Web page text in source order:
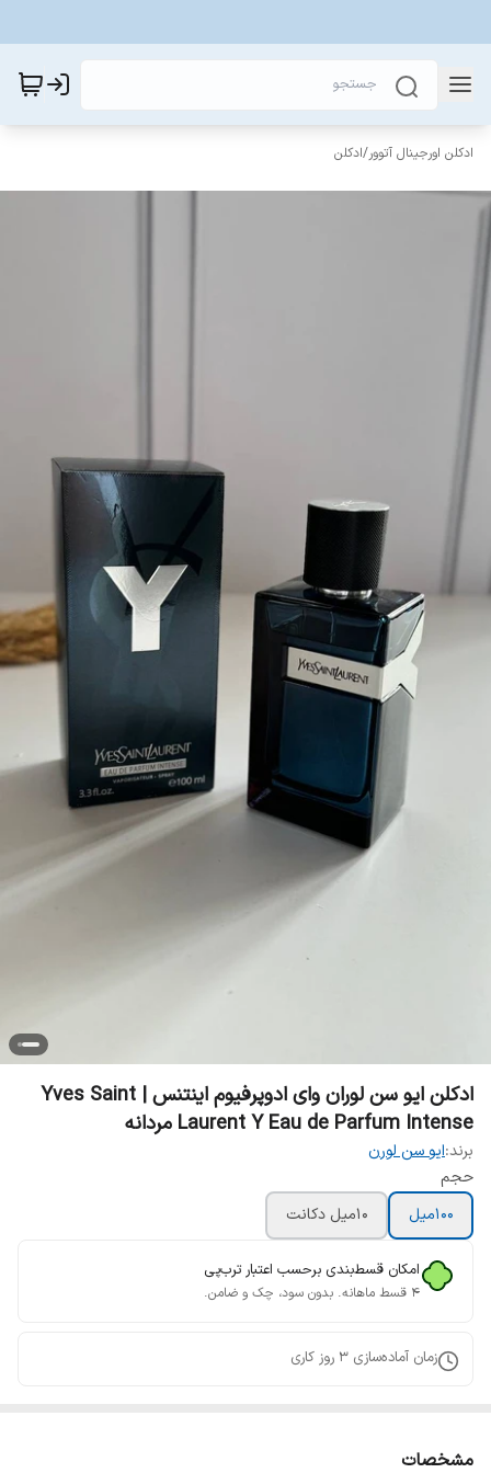
ادکلن اورجینال آتوور/ادکلن
ادکلن ایو سن لوران وای ادوپرفیوم اینتنس | Yves Saint
Laurent Y Eau de Parfum Intense مردانه
برند:ایو سن لورن
حجم
100میل
10میل دکانت
امکان قسط‌بندی برحسب اعتبار ترب‌پی
۴ قسط ماهانه. بدون سود، چک و ضامن.
زمان آماده‌سازی 3 روز کاری
مشخصات